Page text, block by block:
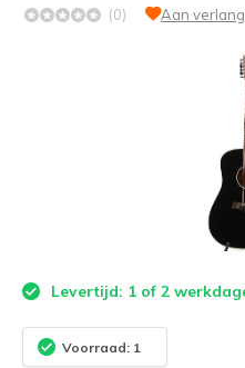
(0) Aan
Levertijd: 1 of 2
Voorraad: 1